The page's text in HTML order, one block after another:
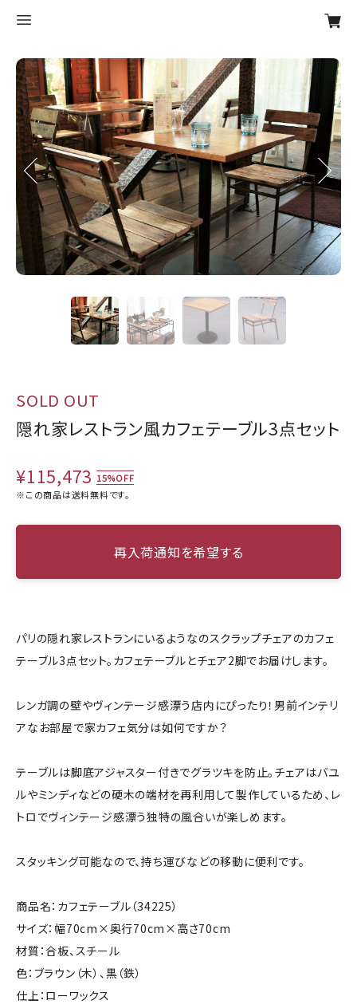
Previous Next
SOLD OUT
隠れ家レストラン風カフェテーブル3点セット
¥115,473 15%OFF
※この商品は送料無料です。
再入荷通知を希望する
パリの隠れ家レストランにいるようなのスクラップチェアのカフェ
テーブル3点セット。カフェテーブルとチェア2脚でお届けします。
レンガ調の壁やヴィンテージ感漂う店内にぴったり！男前インテリ
アなお部屋で家カフェ気分は如何ですか？
テーブルは脚底アジャスター付きでグラツキを防止。チェアはバユ
ルやミンディなどの硬木の端材を再利用して製作しているため、レ
トロでヴィンテージ感漂う独特の風合いが楽しめます。
スタッキング可能なので、持ち運びなどの移動に便利です。
商品名：カフェテーブル（34225）
サイズ：幅70cm×奥行70cm×高さ70cm
材質：合板、スチール
色：ブラウン（木）、黒（鉄）
仕上：ローワックス